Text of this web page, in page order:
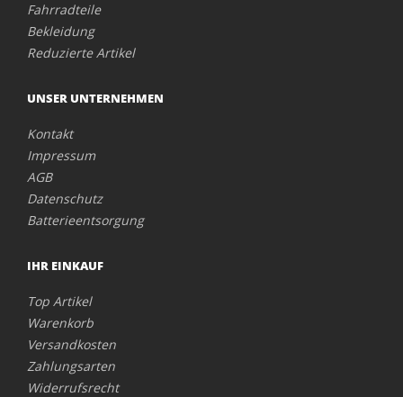
Fahrradteile
Bekleidung
Reduzierte Artikel
UNSER UNTERNEHMEN
Kontakt
Impressum
AGB
Datenschutz
Batterieentsorgung
IHR EINKAUF
Top Artikel
Warenkorb
Versandkosten
Zahlungsarten
Widerrufsrecht